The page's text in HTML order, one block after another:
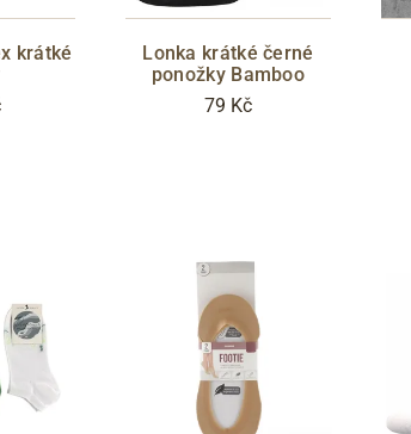
krátké
Lonka krátké černé
ponožky Bamboo
79 Kč